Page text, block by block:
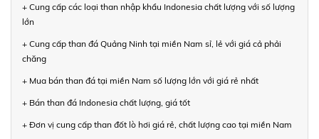
+ Cung cấp các loại than nhập khẩu Indonesia chất lượng với số lượng
lớn
+ Cung cấp than đá Quảng Ninh tại miền Nam sỉ, lẻ với giá cả phải
chăng
+ Mua bán than đá tại miền Nam số lượng lớn với giá rẻ nhất
+ Bán than đá Indonesia chất lượng, giá tốt
+ Đơn vị cung cấp than đốt lò hơi giá rẻ, chất lượng cao tại miền Nam